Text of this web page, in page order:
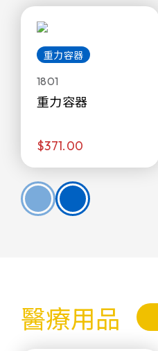
重力容器
1801
重力容器
$371.00
醫療用品